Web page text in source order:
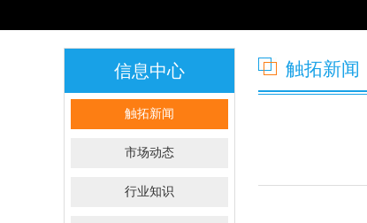
信息中心
触拓新闻
市场动态
行业知识
触拓新闻